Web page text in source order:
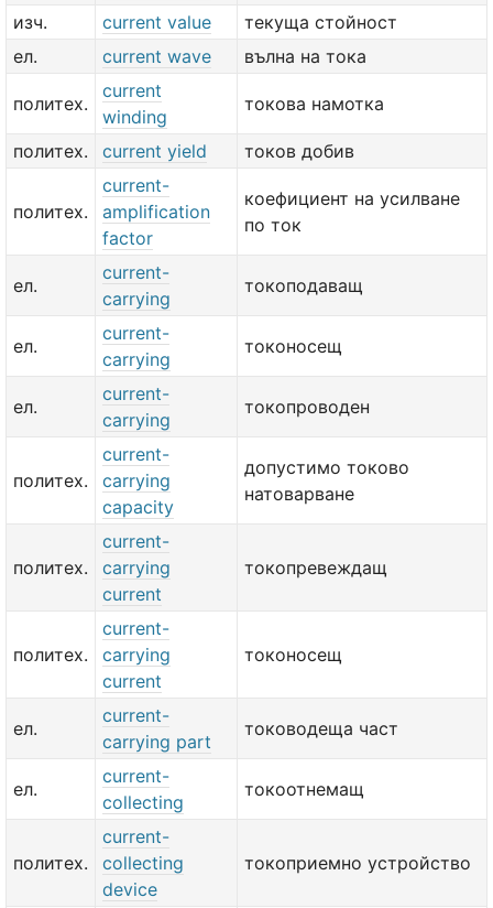
изч.
current value
текуща стойност
ел.
current wave вълна на тока
политех.
current
winding
токова намотка
политех. current yield токов добив
политех.
current-
amplification
factor
коефициент на усилване
по ток
ел.
current-
carrying
токоподаващ
ел.
current-
carrying
токоносещ
ел.
current-
carrying
токопроводен
политех.
current-
carrying
capacity
допустимо токово
натоварване
политех.
current-
carrying
current
токопревеждащ
политех.
current-
carrying
current
токоносещ
ел.
current-
carrying part
тоководеща част
ел.
current-
collecting
токоотнемащ
политех.
current-
collecting
device
токоприемно устройство